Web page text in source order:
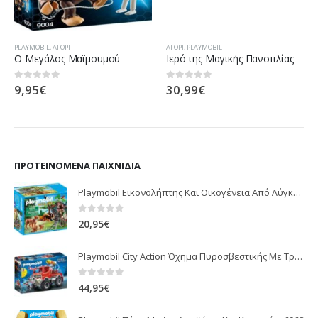
PLAYMOBIL,ΑΓΌΡΙ
Ο Μεγάλος Μαϊμουμού
0out of 5
9,95€
ΑΓΌΡΙ, PLAYMOBIL
Ιερό της Μαγικής Πανοπλίας
0out of 5
30,99€
ΠΡΟΤΕΙΝΌΜΕΝΑ ΠΑΙΧΝΊΔΙΑ
Playmobil Εικονολήπτης Και Οικογένεια Από Λύγκες 5561
0 out of 5
20,95€
Playmobil City Action Όχημα Πυροσβεστικής Με Τροχαλία Ρυμούλκησης 9466
0 out of 5
44,95€